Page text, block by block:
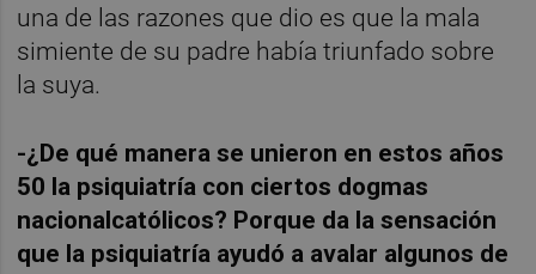
una de las razones que dio es que la mala
simiente de su padre había triunfado sobre
la suya.
-¿De qué manera se unieron en estos años
50 la psiquiatría con ciertos dogmas
nacionalcatólicos? Porque da la sensación
que la psiquiatría ayudó a avalar algunos de